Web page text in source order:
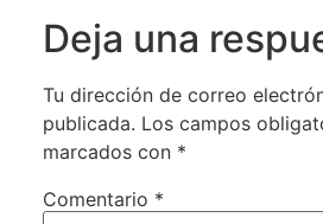
Deja una
Tu dirección de correo
publicada. Los campos
marcados con *
Comentario *